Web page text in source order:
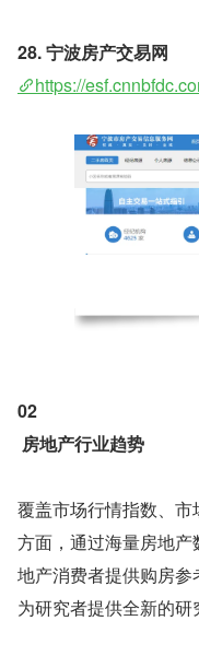
28. 宁波房产交易网
https://
02
房地产行业趋势
覆盖市场行情指数、
方面，通过海量房地
地产消费者提供购房参
为研究者提供全新的研